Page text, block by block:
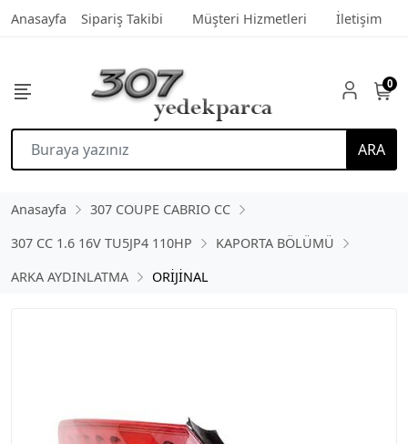
Anasayfa Sipariş Takibi Müşteri Hizmetleri İletişim
ARA
0
Anasayfa
307 COUPE CABRIO CC
307 CC 1.6 16V TU5JP4 110HP
KAPORTA BÖLÜMÜ
ARKA AYDINLATMA
ORİJİNAL